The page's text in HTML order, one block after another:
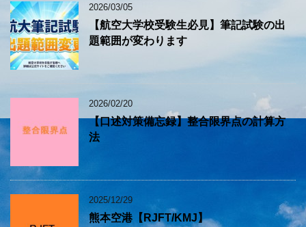
2026/03/05
【航空大学校受験生必見】筆記試験の出
題範囲が変わります
2026/02/20
【口述対策備忘録】整合限界点の計算方
法
2025/12/29
熊本空港【RJFT/KMJ】